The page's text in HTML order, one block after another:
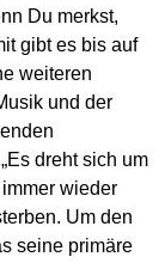
Du merkst,
gibt es bis auf
weiteren
und der
dreht sich um
wieder
Um den
seine primäre